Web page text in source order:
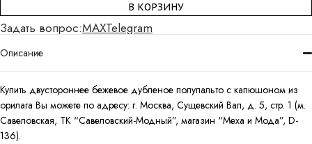
В КОРЗИНУ
Задать вопрос:MAXTelegram
Описание
Купить двустороннее бежевое дубленое полупальто с капюшоном из
орилага Вы можете по адресу: г. Москва, Сущевский Вал, д. 5, стр. 1 (м.
Савеловская, ТК “Савеловский-Модный”, магазин “Меха и Мода”, D-
136).